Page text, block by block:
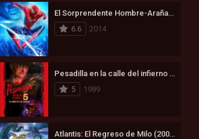
El Sorprendente Hombre-Araña 2: La Amenaza de Electro (2014)
6.6
2014
Pesadilla en la calle del infierno 5: Ha nacido el hijo de Freddy (1989)
5
1989
Atlantis: El Regreso de Milo (2003)